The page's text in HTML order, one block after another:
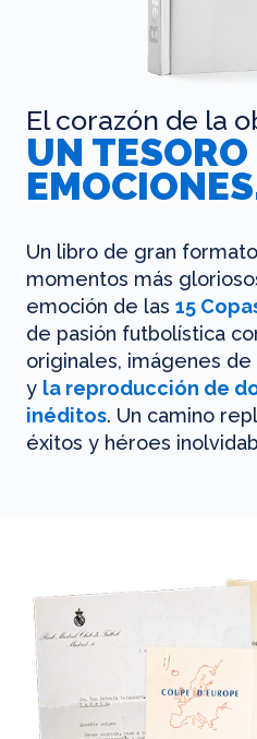
El corazón de la
UN TESORO
Un libro de gran
momentos más
emoción de las 15
de pasión futbolística
originales, imágenes
y la reproducción de
inéditos. Un camino
éxitos y héroes